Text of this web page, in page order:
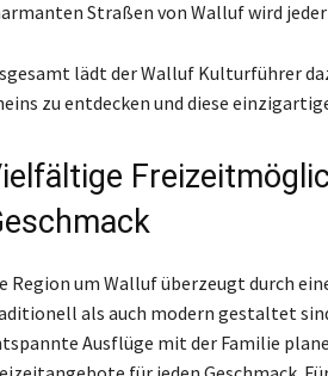
Straßen von Walluf wird
lädt der Walluf Kulturführer
zu entdecken und diese
Region um Walluf überzeugt durch
als auch modern gestaltet
Ausflüge mit der Familie